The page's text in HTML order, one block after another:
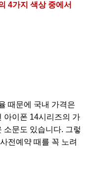
4가지 색상 중에서
때문에 국내 가격은
아이폰 14시리즈의 가
소문도 있습니다. 그렇
전예약 때를 꼭 노려